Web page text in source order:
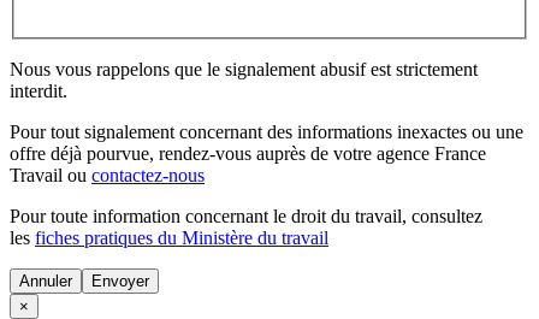
Nous vous rappelons que le signalement abusif est strictement
interdit.
Pour tout signalement concernant des informations inexactes ou une
offre déjà pourvue, rendez-vous auprès de votre agence France
Travail ou contactez-nous
Pour toute information concernant le droit du travail, consultez
les fiches pratiques du Ministère du travail
Annuler
×